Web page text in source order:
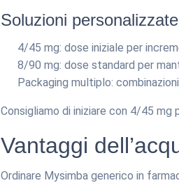
Soluzioni personalizzate
4/45 mg: dose iniziale per
8/90 mg: dose standard per
Packaging multiplo:
Consigliamo di iniziare con 4/45
Vantaggi
Ordinare Mysimba generico in